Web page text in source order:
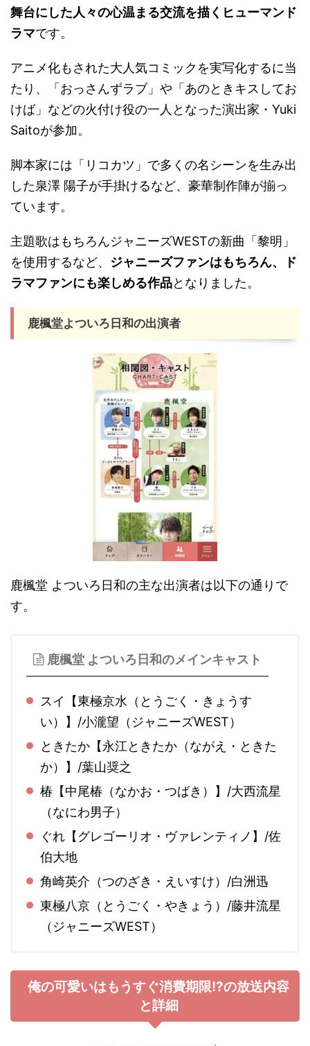
舞台にした人々の心温まる交流を描くヒューマンド
ラマです。
アニメ化もされた大人気コミックを実写化するに当
たり、「おっさんずラブ」や「あのときキスしてお
けば」などの火付け役の一人となった演出家・Yuki
Saitoが参加。
脚本家には「リコカツ」で多くの名シーンを生み出
した泉澤 陽子が手掛けるなど、豪華制作陣が揃っ
ています。
主題歌はもちろんジャニーズWESTの新曲「黎明」
を使用するなど、 ジャニーズファンはもちろん、ド
ラマファンにも楽しめる作品となりました。
鹿楓堂よついろ日和の出演者
鹿楓堂 よついろ日和の主な出演者は以下の通りで
す。
鹿楓堂 よついろ日和のメインキャスト
スイ 【東極京水 （とうごく・きょうす
い） 】/小瀧望 （ジャニーズWEST）
ときたか 【永江ときたか （ながえ・ときた
か） 】/葉山奨之
椿 【中尾椿 （なかお・つばき） 】/大西流星
（なにわ男子）
ぐれ 【グレゴーリオ・ヴァレンティノ】/佐
伯大地
角崎英介 （つのざき・えいすけ）/白洲迅
東極八京 （とうごく・やきょう）/藤井流星
（ジャニーズWEST）
俺の可愛いはもうすぐ消費期限!?の放送内容
と詳細